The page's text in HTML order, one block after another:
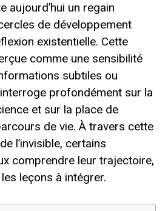
aujourd’hui un regain
de développement
existentielle. Cette
comme une sensibilité
subtiles ou
profondément sur la
et sur la place de
de vie. À travers cette
l’invisible, certains
comprendre leur trajectoire,
leçons à intégrer.